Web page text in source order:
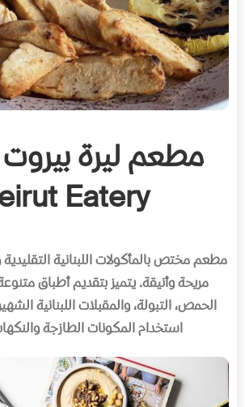
Eatery
مطعم مختص بالمأكولات اللبنانية
مريحة وأنيقة.يتميز بتقديم أطباق
الحمص، التبولة، والمقبلات اللبنانية
استخدام المكونات الطازجة